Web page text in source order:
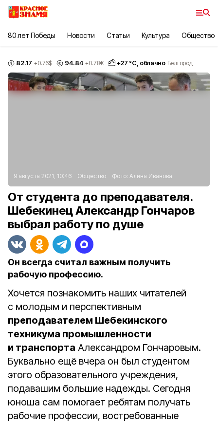
80 лет Победы Новости Статьи Культура Общество
82.17 +0.76$ 94.84 +0.78€ +27 °С, облачно Белгород
9 августа 2021, 10:46 Общество Фото: Алина Иванова
От студента до преподавателя.
Шебекинец Александр Гончаров
выбрал работу по душе
Он всегда считал важным получить
рабочую профессию.
Хочется познакомить наших читателей
с молодым и перспективным
преподавателем Шебекинского
техникума промышленности
и транспорта Александром Гончаровым.
Буквально ещё вчера он был студентом
этого образовательного учреждения,
подавашим большие надежды. Сегодня
юноша сам помогает ребятам получать
рабочие профессии, востребованные